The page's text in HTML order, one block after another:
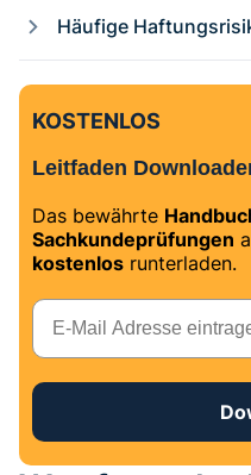
Häufige
KOSTENLOS
Leitfaden
Das bewährte
Sachkundeprüfungen
kostenlos runterladen.
E-Mail